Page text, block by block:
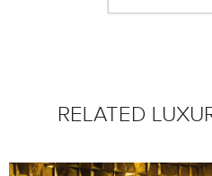
RELATED